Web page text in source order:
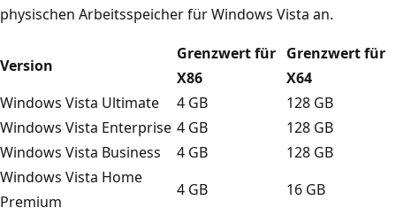
physischen Arbeitsspeicher für Windows Vista an.
Version
Grenzwert für
X86
Grenzwert für
X64
Windows Vista Ultimate
4 GB
128 GB
Windows Vista Enterprise 4 GB
128 GB
Windows Vista Business
4 GB
128 GB
Windows Vista Home
Premium
4 GB
16 GB